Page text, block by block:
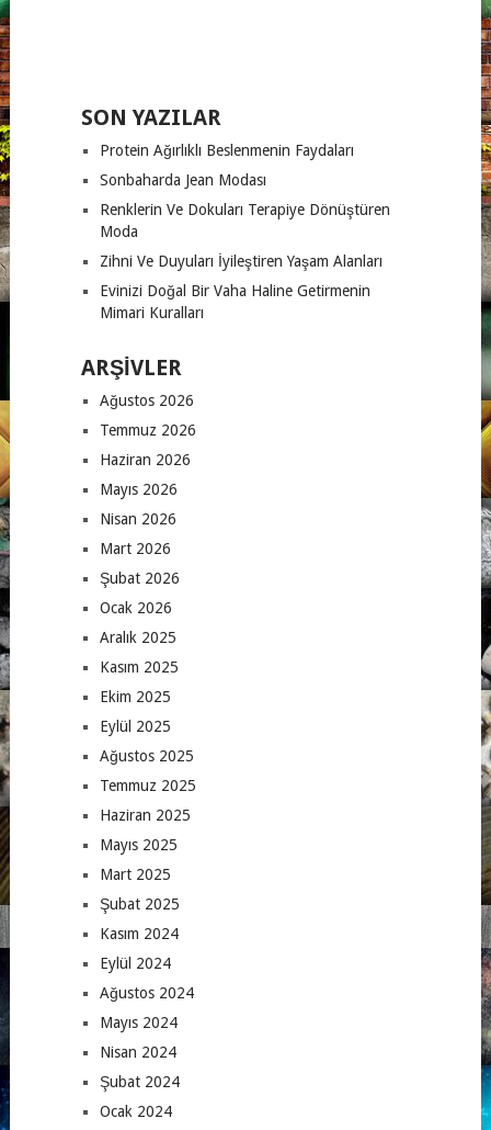
SON YAZILAR
Protein Ağırlıklı Beslenmenin Faydaları
Sonbaharda Jean Modası
Renklerin Ve Dokuları Terapiye Dönüştüren
Moda
Zihni Ve Duyuları İyileştiren Yaşam Alanları
Evinizi Doğal Bir Vaha Haline Getirmenin
Mimari Kuralları
ARŞIVLER
Ağustos 2026
Temmuz 2026
Haziran 2026
Mayıs 2026
Nisan 2026
Mart 2026
Şubat 2026
Ocak 2026
Aralık 2025
Kasım 2025
Ekim 2025
Eylül 2025
Ağustos 2025
Temmuz 2025
Haziran 2025
Mayıs 2025
Mart 2025
Şubat 2025
Kasım 2024
Eylül 2024
Ağustos 2024
Mayıs 2024
Nisan 2024
Şubat 2024
Ocak 2024